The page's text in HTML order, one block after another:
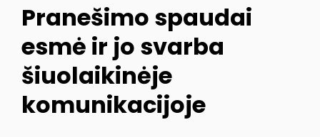
Pranešimo spaudai
esmė ir jo svarba
šiuolaikinėje
komunikacijoje